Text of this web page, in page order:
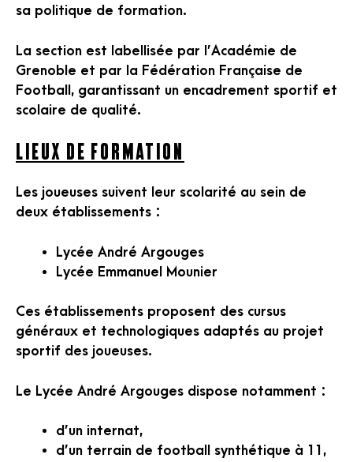
sa politique de formation.
La section est labellisée par l’Académie de
Grenoble et par la Fédération Française de
Football, garantissant un encadrement sportif et
scolaire de qualité.
Lieux de formation
Les joueuses suivent leur scolarité au sein de
deux établissements :
Lycée André Argouges
Lycée Emmanuel Mounier
Ces établissements proposent des cursus
généraux et technologiques adaptés au projet
sportif des joueuses.
Le Lycée André Argouges dispose notamment :
d’un internat,
d’un terrain de football synthétique à 11,